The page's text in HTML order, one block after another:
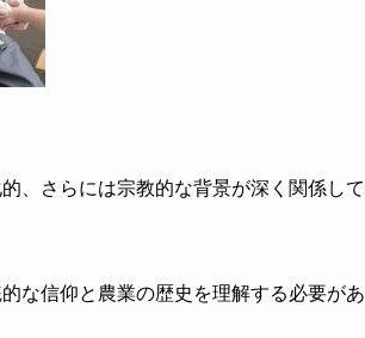
、さらには宗教的な背景が深く関係して
な信仰と農業の歴史を理解する必要があ